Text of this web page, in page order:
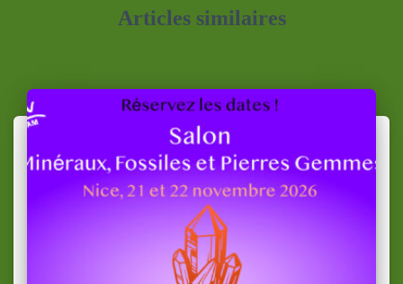
Articles similaires